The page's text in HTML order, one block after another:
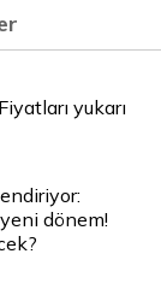
yukarı
dönem!